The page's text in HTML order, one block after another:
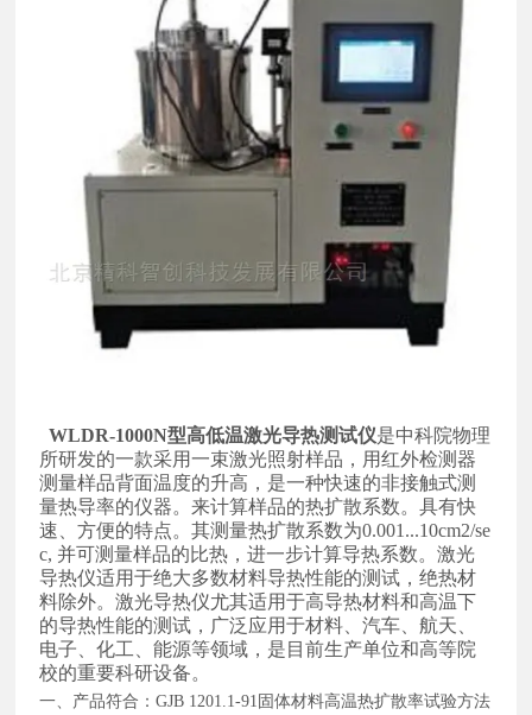
WLDR-1000N型高低温激光导热测试仪是中科院物理
所研发的一款采用一束激光照射样品，用红外检测器
测量样品背面温度的升高，是一种快速的非接触式测
量热导率的仪器。来计算样品的热扩散系数。具有快
速、方便的特点。其测量热扩散系数为0.001...10cm2/se
c, 并可测量样品的比热，进一步计算导热系数。激光
导热仪适用于绝大多数材料导热性能的测试，绝热材
料除外。激光导热仪尤其适用于高导热材料和高温下
的导热性能的测试，广泛应用于材料、汽车、航天、
电子、化工、能源等领域，是目前生产单位和高等院
校的重要科研设备。
一、产品符合：GJB 1201.1-91固体材料高温热扩散率试验方法